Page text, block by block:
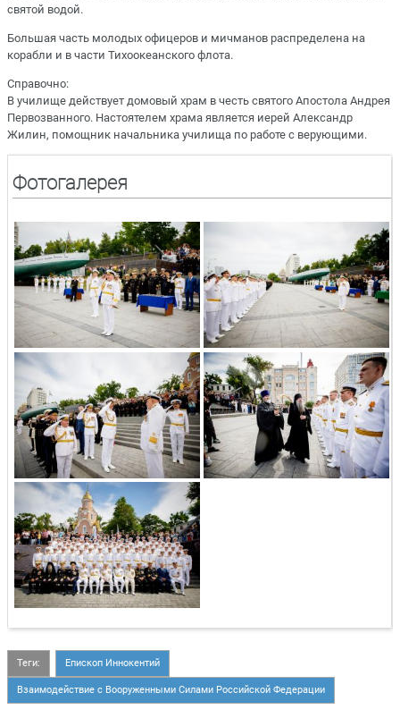
святой водой.
Большая часть молодых офицеров и мичманов распределена на
корабли и в части Тихоокеанского флота.
Справочно:
В училище действует домовый храм в честь святого Апостола Андрея
Первозванного. Настоятелем храма является иерей Александр
Жилин, помощник начальника училища по работе с верующими.
Фотогалерея
Теги: Епископ Иннокентий
Взаимодействие с Вооруженными Силами Российской Федерации